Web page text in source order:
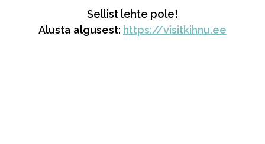
Sellist lehte pole!
Alusta algusest: https://visitkihnu.ee